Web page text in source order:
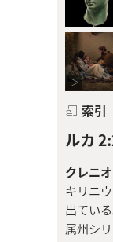
索引
ルカ
クレニ
キリニ
出てい
属州シ